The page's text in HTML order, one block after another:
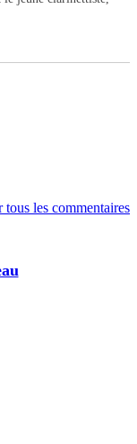
tous les commentaires